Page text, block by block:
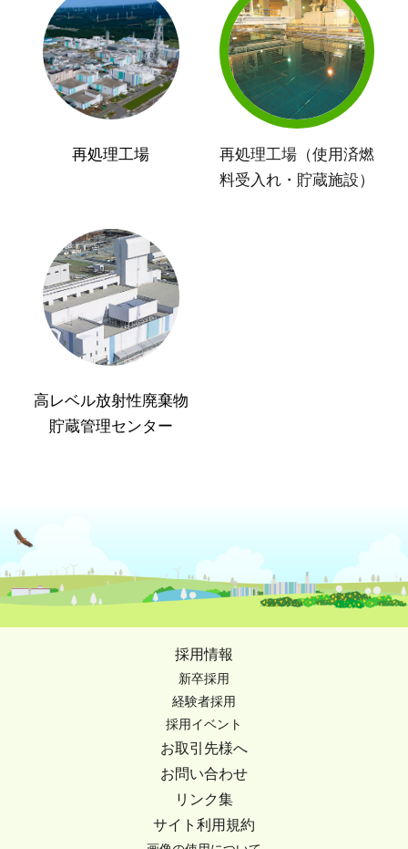
再処理工場
再処理工場（使用済燃
料受入れ・貯蔵施設）
高レベル放射性廃棄物
貯蔵管理センター
採用情報
新卒採用
経験者採用
採用イベント
お取引先様へ
お問い合わせ
リンク集
サイト利用規約